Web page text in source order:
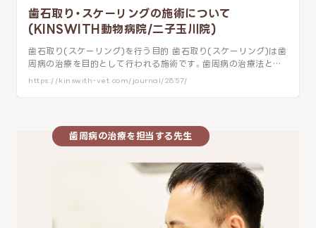
歯石取り・スケーリングの施術について
(KINSWITH動物病院/二子玉川院)
歯石取り(スケーリング)を行う目的 歯石取り(スケーリング)は歯
周病の治療を目的として行われる施術です。歯周病の治療法と…
https://kinswith-vet.com/journal/2857/
歯周病の治療を担当する先生